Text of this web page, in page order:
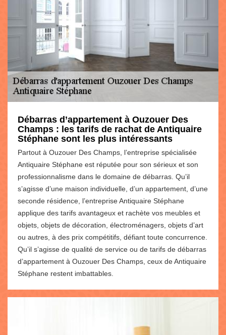
Débarras d’appartement à Ouzouer Des
Champs : les tarifs de rachat de Antiquaire
Stéphane sont les plus intéressants
Partout à Ouzouer Des Champs, l’entreprise spécialisée
Antiquaire Stéphane est réputée pour son sérieux et son
professionnalisme dans le domaine de débarras. Qu’il
s’agisse d’une maison individuelle, d’un appartement, d’une
seconde résidence, l’entreprise Antiquaire Stéphane
applique des tarifs avantageux et rachète vos meubles et
objets, objets de décoration, électroménagers, objets d’art
ou autres, à des prix compétitifs, défiant toute concurrence.
Qu’il s’agisse de qualité de service ou de tarifs de débarras
d’appartement à Ouzouer Des Champs, ceux de Antiquaire
Stéphane restent imbattables.